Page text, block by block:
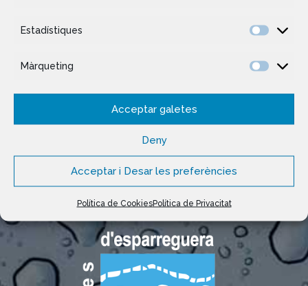
Estadístiques
Màrqueting
Acceptar galetes
Deny
Acceptar i Desar les preferències
Política de CookiesPolítica de Privacitat